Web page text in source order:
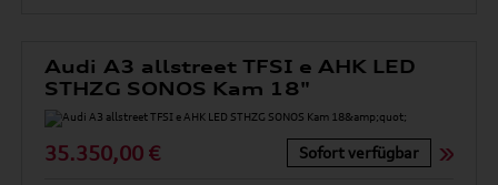
Audi A3 allstreet TFSI e AHK LED
STHZG SONOS Kam 18"
35.350,00 € Sofort verfügbar